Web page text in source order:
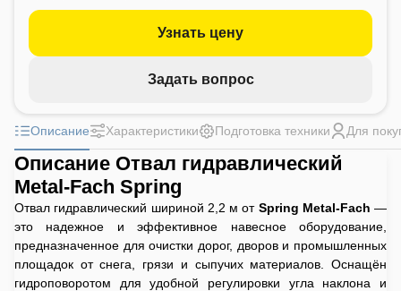
Узнать цену
Задать вопрос
Описание Характеристики Подготовка техники Для
Описание Отвал гидравлический
Metal-Fach Spring
Отвал гидравлический шириной 2,2 м от Spring Metal-Fach —
это надежное и эффективное навесное оборудование,
предназначенное для очистки дорог, дворов и промышленных
площадок от снега, грязи и сыпучих материалов. Оснащён
гидроповоротом для удобной регулировки угла наклона и